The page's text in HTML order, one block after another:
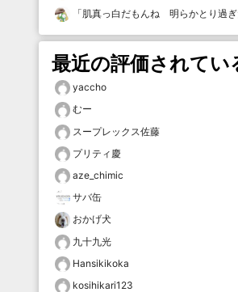
「肌真っ白だもんね 明らかとり過ぎ
最近の評価されてい
yaccho
むー
スープレックス佐藤
プリティ慶
aze_chimic
サバ缶
おかげ犬
九十九光
Hansikikoka
kosihikari123